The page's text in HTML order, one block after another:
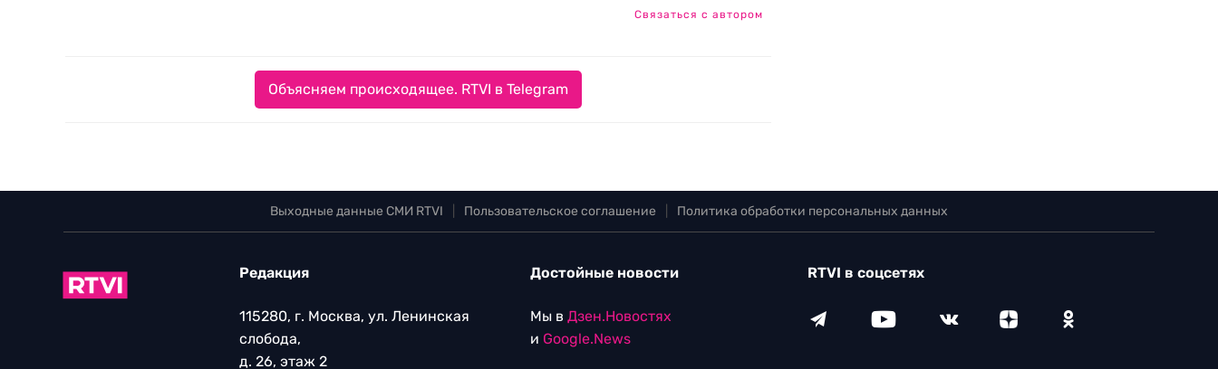
Связаться с автором
Объясняем происходящее. RTVI в Telegram
Выходные данные СМИ RTVI Пользовательское соглашение Политика обработки персональных данных
Редакция
115280, г. Москва, ул. Ленинская
слобода,
д. 26, этаж 2
Достойные новости
Мы в Дзен.Новостях
и Google.News
RTVI в соцсетях